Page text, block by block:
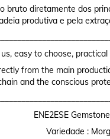
diretamente dos
produtiva e pela
easy to choose,
from the main
and the conscious
ENE2ESE
Variedade :